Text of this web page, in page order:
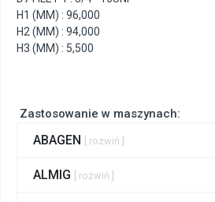
Zastosowanie w maszynach:
ABAGEN [ rozwiń ]
ALMIG [ rozwiń ]
H1 (MM) : 96,000
H2 (MM) : 94,000
H3 (MM) : 5,500